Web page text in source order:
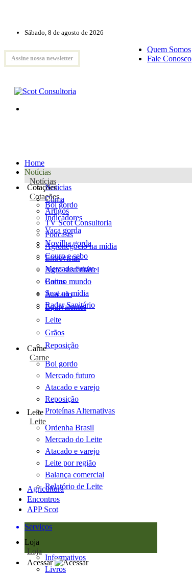
Sábado, 8 de agosto de 2026
Assine nossa newsletter
Quem Somos
Fale Conosco
Home
Notícias
Notícias
Notícias
Clima
Artigos
TV Scot Consultoria
Podcasts
Agronegócio na mídia
Entrevistas
Agro sustentável
Cartas
Scot na mídia
Radar Sanitário
Cotações
Cotações
Boi gordo
Indicadores
Vaca gorda
Novilha gorda
Couro e sebo
Mercado futuro
Boi no mundo
Atacado
Equivalentes
Leite
Grãos
Reposição
Carne
Carne
Boi gordo
Mercado futuro
Atacado e varejo
Reposição
Proteínas Alternativas
Leite
Leite
Ordenha Brasil
Mercado do Leite
Atacado e varejo
Leite por região
Balança comercial
Relatório de Leite
Agricultura
Encontros
APP Scot
Serviços
Loja
Loja
Informativos
Livros
Acessar